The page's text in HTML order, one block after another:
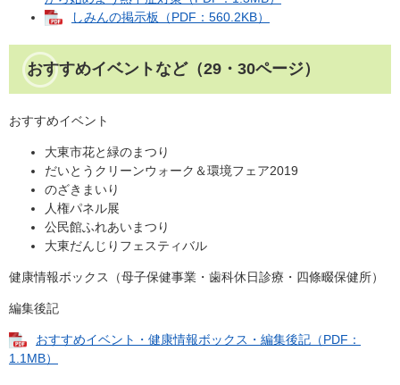
しみんの掲示板（PDF：560.2KB）
おすすめイベントなど（29・30ページ）
おすすめイベント
大東市花と緑のまつり
だいとうクリーンウォーク＆環境フェア2019
のざきまいり
人権パネル展
公民館ふれあいまつり
大東だんじりフェスティバル
健康情報ボックス（母子保健事業・歯科休日診療・四條畷保健所）
編集後記
おすすめイベント・健康情報ボックス・編集後記（PDF：
1.1MB）